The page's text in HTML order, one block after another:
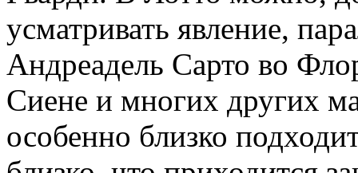
усматривать явление,
Андреадель Сарто во
Сиене и многих других
особенно близко